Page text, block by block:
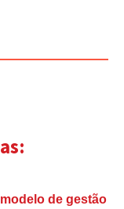
de gestão